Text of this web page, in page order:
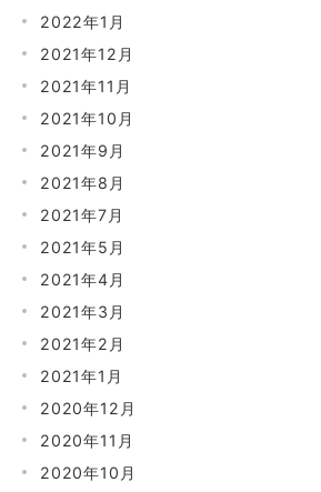
2022年1月
2021年12月
2021年11月
2021年10月
2021年9月
2021年8月
2021年7月
2021年5月
2021年4月
2021年3月
2021年2月
2021年1月
2020年12月
2020年11月
2020年10月